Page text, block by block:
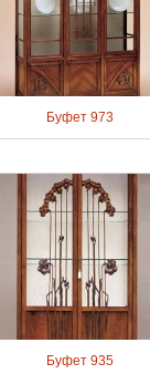
Буфет 973
Буфет 935